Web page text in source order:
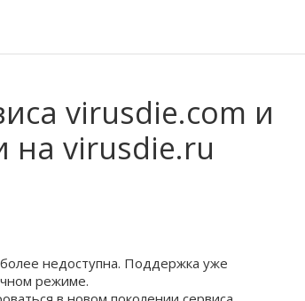
virusdie.com и
на virusdie.ru
недоступна. Поддержка уже
режиме.